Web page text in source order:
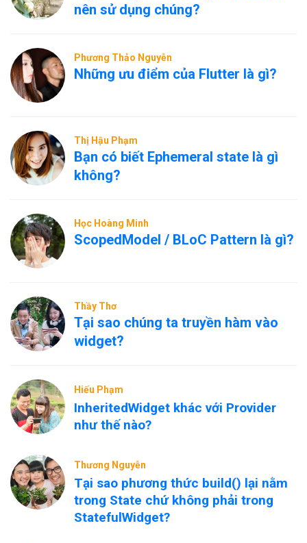
nên sử dụng chúng?
Phương Thảo Nguyễn
Những ưu điểm của Flutter là gì?
Thị Hậu Phạm
Bạn có biết Ephemeral state là gì
không?
Học Hoàng Minh
ScopedModel / BLoC Pattern là gì?
Thầy Thơ
Tại sao chúng ta truyền hàm vào
widget?
Hiếu Phạm
InheritedWidget khác với Provider
như thế nào?
Thương Nguyễn
Tại sao phương thức build() lại nằm
trong State chứ không phải trong
StatefulWidget?